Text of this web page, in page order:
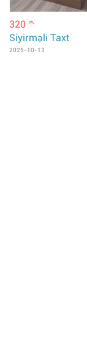
320 m
Siyirməli Taxt
2025-10-13